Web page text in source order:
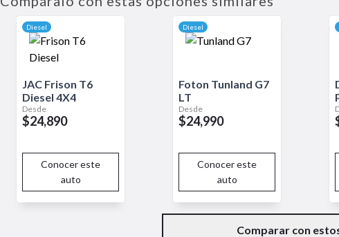
Diesel
JAC Frison T6
Diesel 4X4
Desde
$24,890
Conocer este
auto
Diesel
Foton Tunland G7
LT
Desde
$24,990
Conocer este
auto
Comparar con